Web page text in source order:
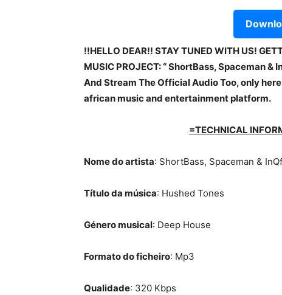
!!HELLO DEAR!! STAY TUNED WITH US!
MUSIC PROJECT: “ ShortBass, Spaceman &
And Stream The Official Audio Too, only here
african music and entertainment platform.
=TECHNICAL
Nome do artista: ShortBass, Spaceman &
Título da música: Hushed Tones
Género musical: Deep House
Formato do ficheiro: Mp3
Qualidade: 320 Kbps